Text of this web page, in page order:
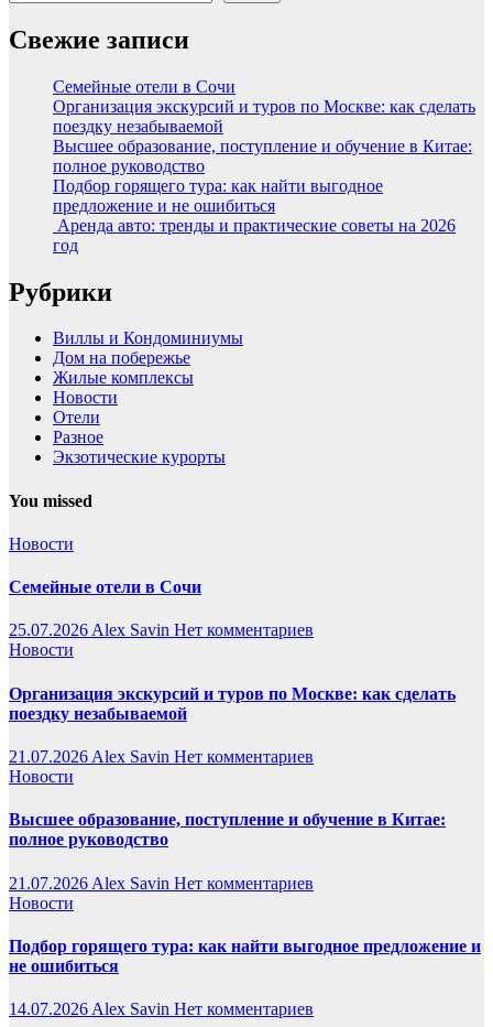
Свежие записи
Семейные отели в Сочи
Организация экскурсий и туров по Москве: как сделать
поездку незабываемой
Высшее образование, поступление и обучение в Китае:
полное руководство
Подбор горящего тура: как найти выгодное
предложение и не ошибиться
Аренда авто: тренды и практические советы на 2026
год
Рубрики
Виллы и Кондоминиумы
Дом на побережье
Жилые комплексы
Новости
Отели
Разное
Экзотические курорты
You missed
Новости
Семейные отели в Сочи
25.07.2026Alex Savin Нет комментариев
Новости
Организация экскурсий и туров по Москве: как сделать
поездку незабываемой
21.07.2026 Alex Savin Нет комментариев
Новости
Высшее образование, поступление и обучение в Китае:
полное руководство
21.07.2026 Alex Savin Нет комментариев
Новости
Подбор горящего тура: как найти выгодное предложение и
не ошибиться
14.07.2026 Alex Savin Нет комментариев